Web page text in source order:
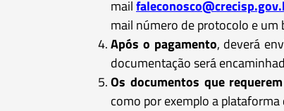
mail
mail número de protocolo e
Após o pagamento, deverá
documentação será
Os documentos que
como por exemplo a